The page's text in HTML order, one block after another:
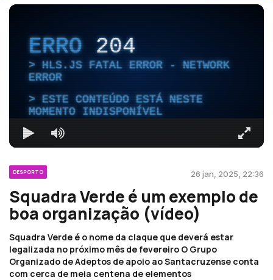
ERRO204
HLS.JS FATAL ERROR - NETWORK
ERROR
ESTE CONTEÚDO ESTÁ NESTE
MOMENTO INDISPONÍVEL
DESPORTO 26 jan, 2025, 22:36
Squadra Verde é um exemplo de
boa organização (vídeo)
Squadra Verde é o nome da claque que deverá estar
legalizada no próximo mês de fevereiro O Grupo
Organizado de Adeptos de apoio ao Santacruzense conta
com cerca de meia centena de elementos